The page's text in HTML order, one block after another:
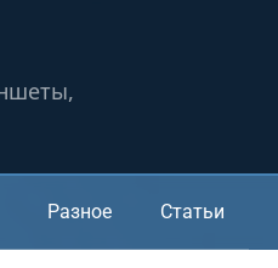
Разное Статьи